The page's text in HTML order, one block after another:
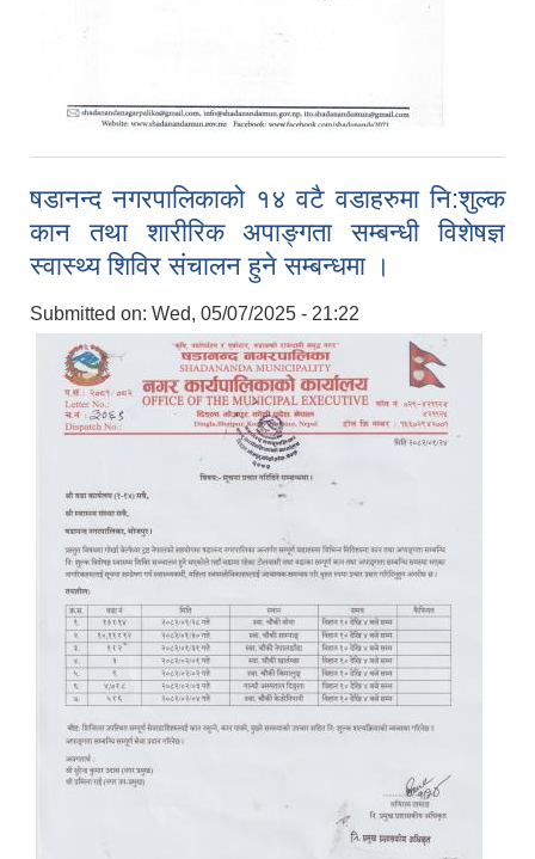
षडानन्द नगरपालिकाको १४ वटै वडाहरुमा नि:शुल्क
कान तथा शारीरिक अपाङ्गता सम्बन्धी विशेषज्ञ
स्वास्थ्य शिविर संचालन हुने सम्बन्धमा ।
Submitted on: Wed, 05/07/2025 - 21:22